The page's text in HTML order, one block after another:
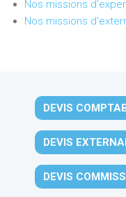
Nos missions
Nos missions
DEVIS
DEVIS
DEVIS